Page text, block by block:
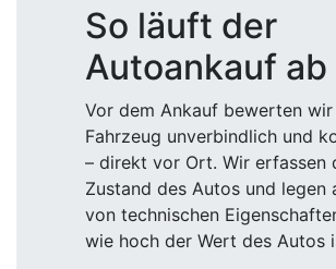
So läuft der
Autoankauf ab
Vor dem Ankauf bewerten wir
Fahrzeug unverbindlich und
– direkt vor Ort. Wir erfassen
Zustand des Autos und legen
von technischen
wie hoch der Wert des Autos